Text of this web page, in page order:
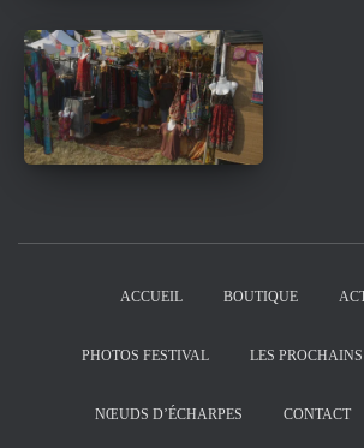
ACCUEIL BOUTIQUE
PHOTOS FESTIVAL LES
NŒUDS D’ÉCHARPES CONTACT